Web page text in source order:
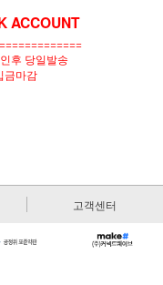
ACCOUNT
후 당일발송
금마감
고객센터